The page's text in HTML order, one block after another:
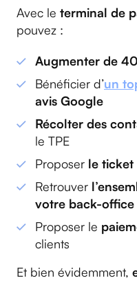
Avec le terminal de
pouvez :
Augmenter de
Bénéficier d’un
avis Google
Récolter des
le TPE
Proposer le ticket
Retrouver
votre back-office
Proposer le
clients
Et bien évidemment,